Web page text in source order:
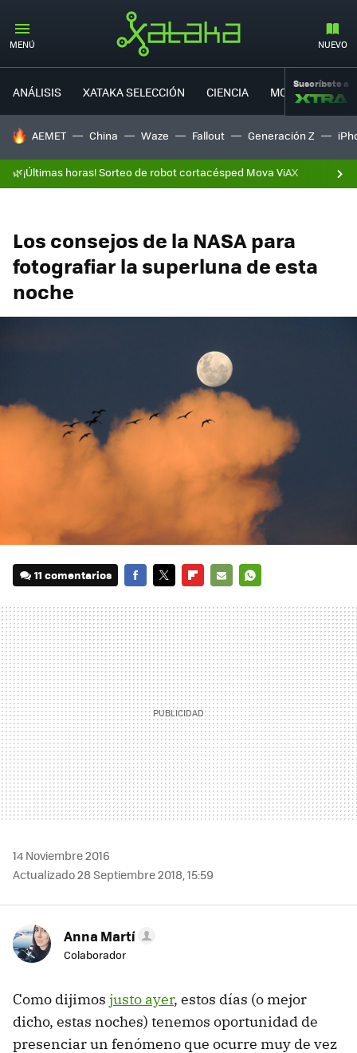
MENÚ NUEVO
ANÁLISIS XATAKA SELECCIÓN CIENCIA MOVILIDAD
Suscríbete a
HOY SE HABLA DE
AEMET China Waze Fallout Generación Z
🌿¡Últimas horas! Sorteo de robot cortacésped Mova ViAX
Los consejos de la NASA para
fotografiar la superluna de esta
noche
11 comentarios
MAIL
14 Noviembre 2016
Actualizado 28 Septiembre 2018, 15:59
Anna Martí
Colaborador
Como dijimos justo ayer, estos días (o mejor
dicho, estas noches) tenemos oportunidad de
presenciar un fenómeno que ocurre muy de vez